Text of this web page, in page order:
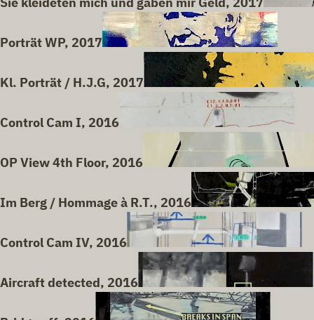
Porträt WP, 2017
Kl. Porträt / H.J.G, 2017
Control Cam I, 2016
OP View 4th Floor, 2016
Im Berg / Hommage à R.T., 2016
Control Cam IV, 2016
Aircraft detected, 2016